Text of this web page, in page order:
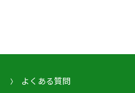
よくある質問